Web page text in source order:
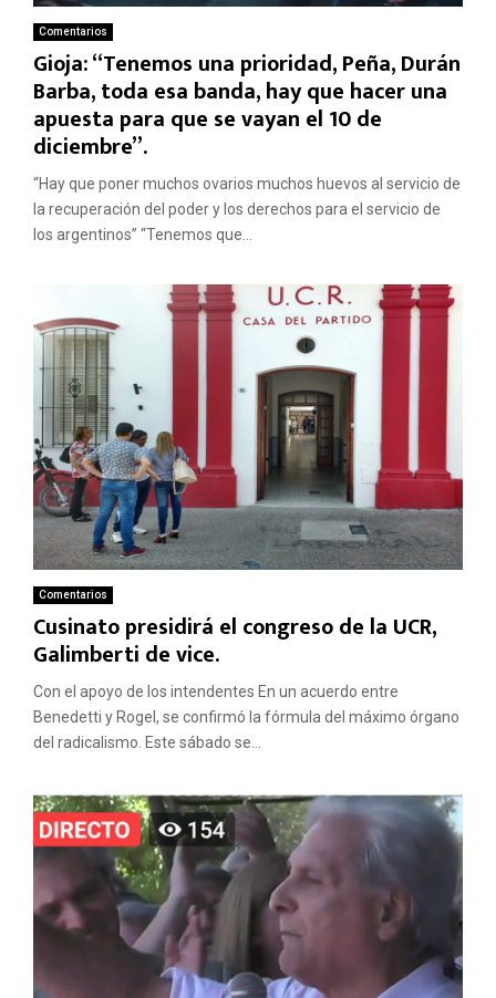
Comentarios
Gioja: “Tenemos una prioridad, Peña, Durán
Barba, toda esa banda, hay que hacer una
apuesta para que se vayan el 10 de
diciembre”.
“Hay que poner muchos ovarios muchos huevos al servicio de
la recuperación del poder y los derechos para el servicio de
los argentinos” “Tenemos que...
Comentarios
Cusinato presidirá el congreso de la UCR,
Galimberti de vice.
Con el apoyo de los intendentes En un acuerdo entre
Benedetti y Rogel, se confirmó la fórmula del máximo órgano
del radicalismo. Este sábado se...